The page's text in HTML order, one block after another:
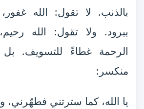
بالذنب. لا تقول: الله
ببرود. ولا تقول: الله
الرحمة غطاءً للتسويف. بل
منكسر:
يا الله، كما سترتني فطهّرني،